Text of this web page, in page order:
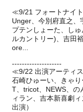
≪9/21 フォートナイ
Unger、今別府直之、
プテンしょーた、し
ルカントリー)、吉田
ore...
--------------------
≪9/22 出演アーティ
石崎ひゅーい、きゃ
T、tricot、NEWS、
ィラン、吉本新喜劇
出演）